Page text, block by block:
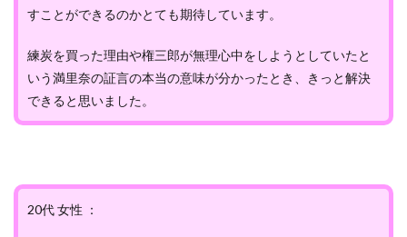
すことができるのかとても期待しています。
練炭を買った理由や権三郎が無理心中をしようとしていたと
いう満里奈の証言の本当の意味が分かったとき、きっと解決
できると思いました。
20代 女性 ：